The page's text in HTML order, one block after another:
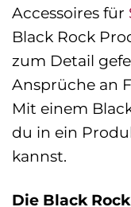
Accessoires für
Black Rock
zum Detail
Ansprüche an
Mit einem
du in ein
kannst.
Die Black